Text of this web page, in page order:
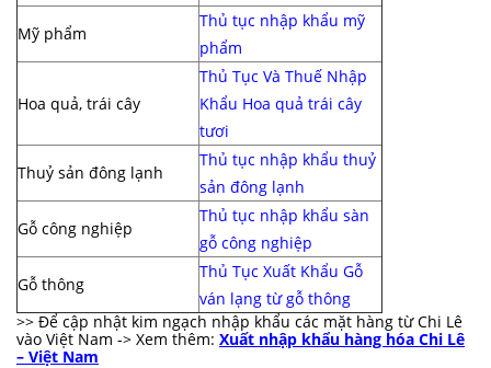
Mỹ phẩm
Thủ tục nhập khẩu mỹ
phẩm
Hoa quả, trái cây
Thủ Tục Và Thuế Nhập
Khẩu Hoa quả trái cây
tươi
Thuỷ sản đông lạnh
Thủ tục nhập khẩu thuỷ
sản đông lạnh
Gỗ công nghiệp
Thủ tục nhập khẩu sàn
gỗ công nghiệp
Gỗ thông
Thủ Tục Xuất Khẩu Gỗ
ván lạng từ gỗ thông
>> Để cập nhật kim ngạch nhập khẩu các mặt hàng từ Chi Lê
vào Việt Nam -> Xem thêm: Xuất nhập khẩu hàng hóa Chi Lê
– Việt Nam